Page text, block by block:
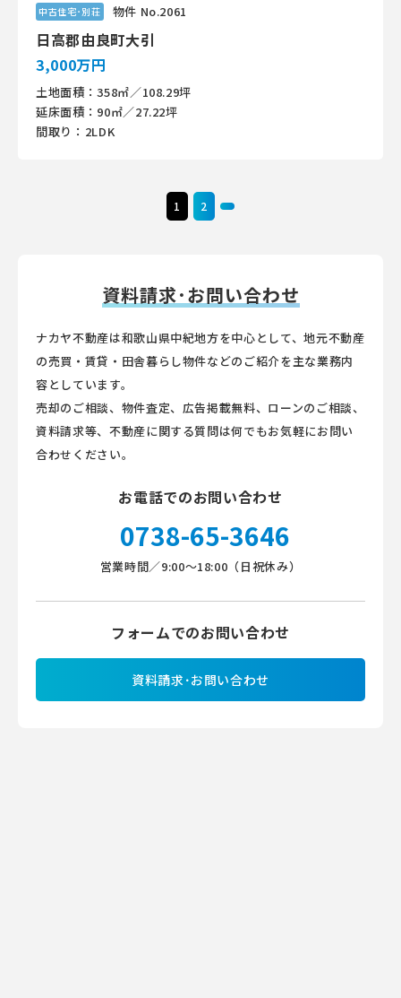
中古住宅･別荘 物件 No.2061
日高郡由良町大引
3,000万円
土地面積：358㎡／108.29坪
延床面積：90㎡／27.22坪
間取り：2LDK
1 2
資料請求･お問い合わせ
ナカヤ不動産は和歌山県中紀地方を中心として、地元不動産
の売買・賃貸・田舎暮らし物件などのご紹介を主な業務内
容としています。
売却のご相談、物件査定、広告掲載無料、ローンのご相談、
資料請求等、不動産に関する質問は何でもお気軽にお問い
合わせください。
お電話でのお問い合わせ
0738-65-3646
営業時間／9:00～18:00（日祝休み）
フォームでのお問い合わせ
資料請求･お問い合わせ